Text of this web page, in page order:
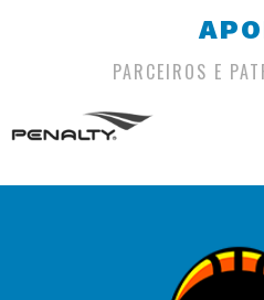
PARCEIROS E